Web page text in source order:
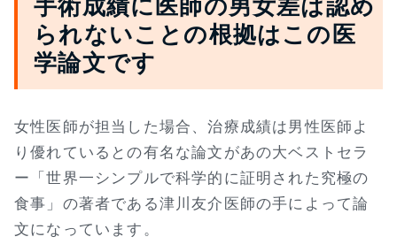
手術成績に医師の男女差は認め
られないことの根拠はこの医
学論文です
女性医師が担当した場合、治療成績は男性医師よ
り優れているとの有名な論文があの大ベストセラ
ー「世界一シンプルで科学的に証明された究極の
食事」の著者である津川友介医師の手によって論
文になっています。